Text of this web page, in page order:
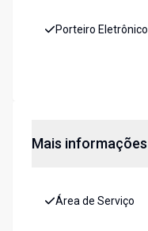
Porteiro Eletrônico
Mais informações
Área de Serviço